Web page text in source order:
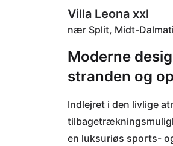
Villa Leona xxl
nær Split, Midt-
Moderne
stranden og
Indlejret i den livlige
en luksuriøs sports-